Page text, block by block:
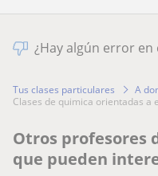
¿Hay algún error en
Tus clases particulares A
clases de quimica orientadas
Otros profesores
que pueden